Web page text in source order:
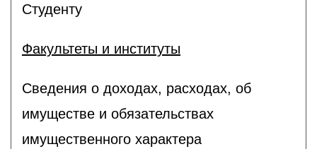
Студенту
Факультеты и институты
Сведения о доходах, расходах, об
имуществе и обязательствах
имущественного характера